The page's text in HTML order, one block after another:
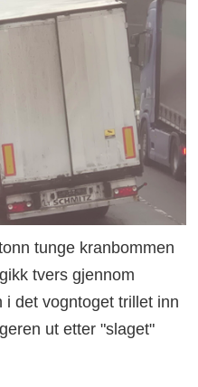
tunge kranbommen
tvers gjennom
det vogntoget trillet inn
ut etter "slaget"